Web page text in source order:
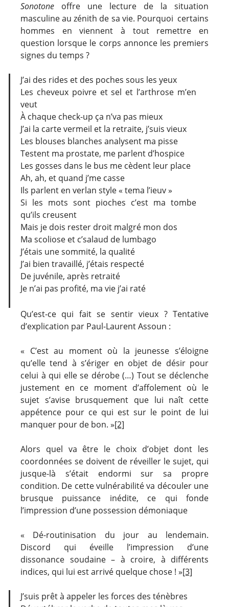
Sonotone offre une lecture de la situation
masculine au zénith de sa vie. Pourquoi certains
hommes en viennent à tout remettre en
question lorsque le corps annonce les premiers
signes du temps ?
J’ai des rides et des poches sous les yeux
Les cheveux poivre et sel et l’arthrose m’en
veut
À chaque check-up ça n’va pas mieux
J’ai la carte vermeil et la retraite, j’suis vieux
Les blouses blanches analysent ma pisse
Testent ma prostate, me parlent d’hospice
Les gosses dans le bus me cèdent leur place
Ah, ah, et quand j’me casse
Ils parlent en verlan style « tema l’ieuv »
Si les mots sont pioches c’est ma tombe
qu’ils creusent
Mais je dois rester droit malgré mon dos
Ma scoliose et c’salaud de lumbago
J’étais une sommité, la qualité
J’ai bien travaillé, j’étais respecté
De juvénile, après retraité
Je n’ai pas profité, ma vie j’ai raté
Qu’est-ce qui fait se sentir vieux ? Tentative
d’explication par Paul-Laurent Assoun :
« C’est au moment où la jeunesse s’éloigne
qu’elle tend à s’ériger en objet de désir pour
celui à qui elle se dérobe (…) Tout se déclenche
justement en ce moment d’affolement où le
sujet s’avise brusquement que lui naît cette
appétence pour ce qui est sur le point de lui
manquer pour de bon. »[2]
Alors quel va être le choix d’objet dont les
coordonnées se doivent de réveiller le sujet, qui
jusque-là s’était endormi sur sa propre
condition. De cette vulnérabilité va découler une
brusque puissance inédite, ce qui fonde
l’impression d’une possession démoniaque
« Dé-routinisation du jour au lendemain.
Discord qui éveille l’impression d’une
dissonance soudaine – à croire, à différents
indices, qui lui est arrivé quelque chose ! »[3]
J’suis prêt à appeler les forces des ténèbres